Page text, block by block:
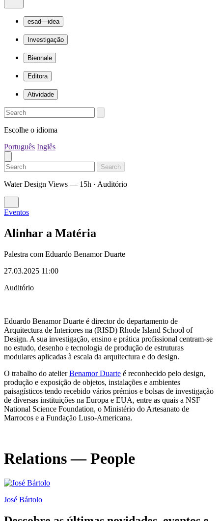
esad—idea
Investigação
Biennale
Editora
Atividade
Escolhe o idioma
Português Inglês
Search
Water Design Views — 15h · Auditório
Eventos
Alinhar a Matéria
Palestra com Eduardo Benamor Duarte
27.03.2025 11:00
Auditório
Eduardo Benamor Duarte é director do departamento de
Arquitectura de Interiores na (RISD) Rhode Island School of
Design. A sua investigação, ensino e prática profissional centram-se
no estudo, desenho e tecnologia de produção de estruturas
modulares aplicadas à escala da arquitectura e do design.
O trabalho do atelierBenamor Duarte é reconhecido pelo design,
produção e exposição de objetos, instalações e ambientes
paisagísticos tendo recebido vários prémios e bolsas de investigação
de diversas instituições na Europa e EUA, entre as quais a NSF
National Science Foundation, o Ministério do Artesanato de
Marrocos e a Fundação Luso-Americana.
Relations — People
José Bártolo